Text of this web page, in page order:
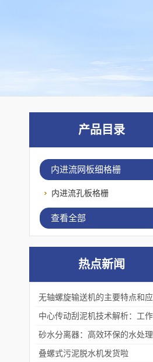
产品目录
内进流网板细格栅
内进流孔板格栅
查看全部
热点新闻
砂水分离器：高效环保的水处
叠螺式污泥脱水机发货啦